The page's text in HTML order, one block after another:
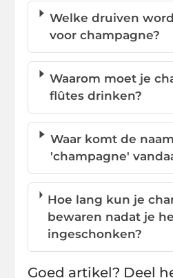
Welke druiven
voor champagne?
Waarom moet je
flûtes drinken?
Waar komt de naam
'champagne'
Hoe lang kun je
bewaren nadat je
ingeschonken?
Goed artikel? Deel